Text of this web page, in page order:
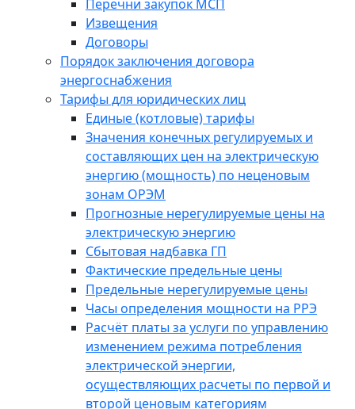
Перечни закупок МСП
Извещения
Договоры
Порядок заключения договора
энергоснабжения
Тарифы для юридических лиц
Единые (котловые) тарифы
Значения конечных регулируемых и
составляющих цен на электрическую
энергию (мощность) по неценовым
зонам ОРЭМ
Прогнозные нерегулируемые цены на
электрическую энергию
Сбытовая надбавка ГП
Фактические предельные цены
Предельные нерегулируемые цены
Часы определения мощности на РРЭ
Расчёт платы за услуги по управлению
изменением режима потребления
электрической энергии,
осуществляющих расчеты по первой и
второй ценовым категориям